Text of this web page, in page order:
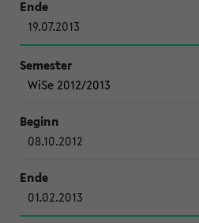
19.07.2013
WiSe 2012/2013
08.10.2012
01.02.2013